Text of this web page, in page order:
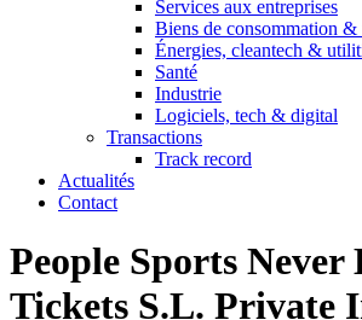
Services aux entreprises
Biens de consommation &
Énergies, cleantech &
Santé
Industrie
Logiciels, tech & digital
Transactions
Track record
Actualités
Contact
People Sports Never
Tickets S.L. Private